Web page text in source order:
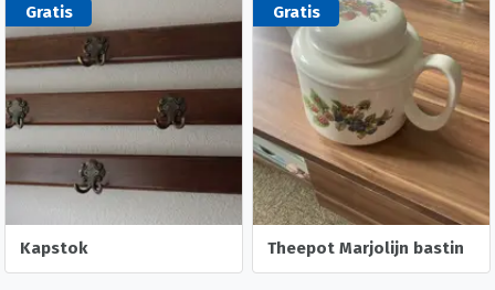
Gratis
Kapstok
Gratis
Theepot Marjolijn bastin